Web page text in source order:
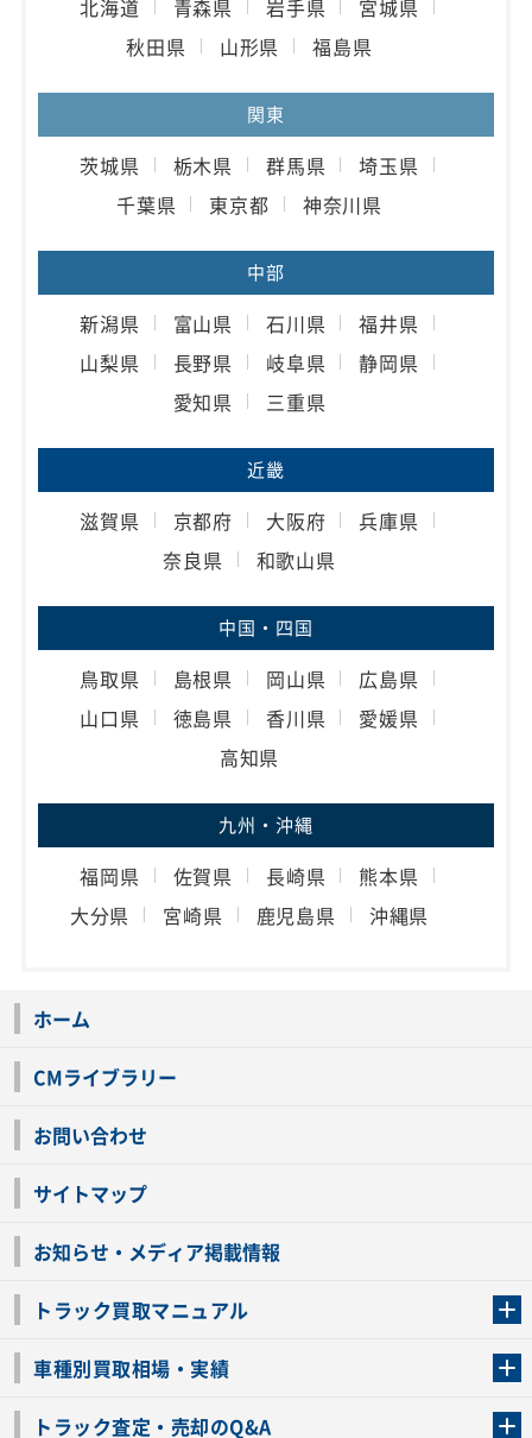
北海道 青森県 岩手県
宮城県
秋田県
山形県 福島県
関東
茨城県 栃木県 群馬県
埼玉県
千葉県
東京都 神奈川県
中部
新潟県 富山県 石川県
福井県
山梨県
長野県 岐阜県
静岡県
愛知県
三重県
近畿
滋賀県 京都府 大阪府
兵庫県
奈良県
和歌山県
中国・四国
鳥取県 島根県 岡山県
広島県
山口県
徳島県 香川県
愛媛県
高知県
九州・沖縄
福岡県 佐賀県 長崎県
熊本県
大分県
宮崎県 鹿児島県 沖縄県
ホーム
CMライブラリー
お問い合わせ
サイトマップ
お知らせ・メディア掲載情報
トラック買取マニュアル
車種別買取相場・実績
トラック査定・売却のQ&A